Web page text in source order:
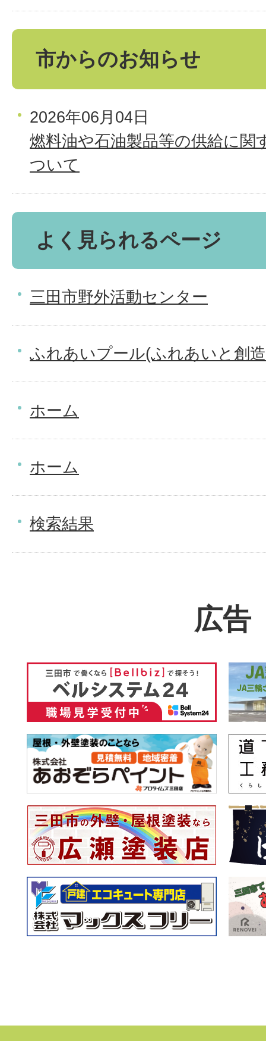
市からのお知らせ
2026年06月04日
燃料油や石油製品等の供給に関
ついて
よく見られるページ
三田市野外活動センター
ふれあいプール(ふれあいと創
ホーム
ホーム
検索結果
広告